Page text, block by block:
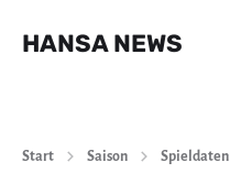
HANSA NEWS
Start Saison Spieldaten